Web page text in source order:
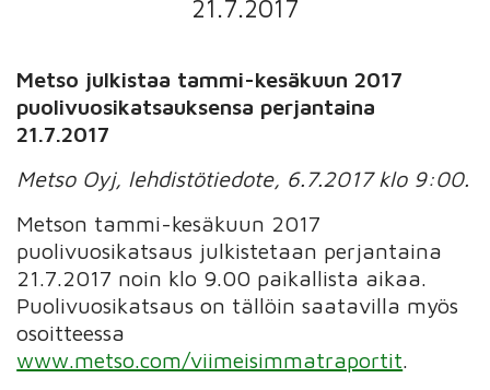
21.7.2017
Metso julkistaa tammi-kesäkuun 2017
puolivuosikatsauksensa perjantaina
21.7.2017
Metso Oyj, lehdistötiedote, 6.7.2017 klo 9:00.
Metson tammi-kesäkuun 2017
puolivuosikatsaus julkistetaan perjantaina
21.7.2017 noin klo 9.00 paikallista aikaa.
Puolivuosikatsaus on tällöin saatavilla myös
osoitteessa
www.metso.com/viimeisimmatraportit